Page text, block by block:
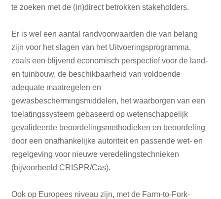
te zoeken met de (in)direct betrokken stakeholders.
Er is wel een aantal randvoorwaarden die van belang
zijn voor het slagen van het Uitvoeringsprogramma,
zoals een blijvend economisch perspectief voor de land-
en tuinbouw, de beschikbaarheid van voldoende
adequate maatregelen en
gewasbeschermingsmiddelen, het waarborgen van een
toelatingssysteem gebaseerd op wetenschappelijk
gevalideerde beoordelingsmethodieken en beoordeling
door een onafhankelijke autoriteit en passende wet- en
regelgeving voor nieuwe veredelingstechnieken
(bijvoorbeeld CRISPR/Cas).
Ook op Europees niveau zijn, met de Farm-to-Fork-